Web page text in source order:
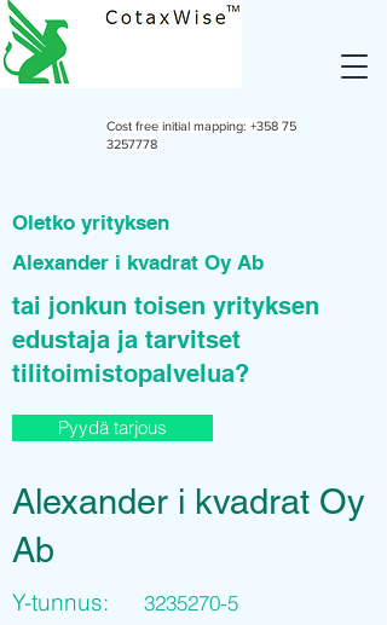
Cost free initial mapping: +358 75
3257778
Oletko yrityksen
Alexander i kvadrat Oy Ab
tai jonkun toisen yrityksen
edustaja ja tarvitset
tilitoimistopalvelua?
Pyydä tarjous
Alexander i kvadrat Oy
Ab
Y-tunnus:
3235270-5